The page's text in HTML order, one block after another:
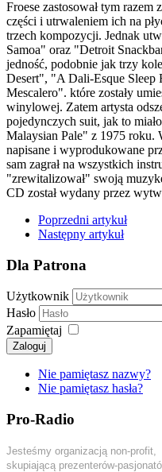
Froese zastosował tym
części i utrwaleniem ich na
trzech kompozycji. Jednak
Samoa" oraz "Detroit
jedność, podobnie jak trzy
Desert", "A Dali-Esque Sleep
Mescalero". które zostały
winylowej. Zatem artysta
pojedynczych suit, jak to
Malaysian Pale" z 1975 roku.
napisane i wyprodukowane
sam zagrał na wszystkich
"zrewitalizował" swoją
CD został wydany przez
Poprzedni artykuł
Następny artykuł
Dla Patrona
Użytkownik
Hasło
Zapamiętaj
Zaloguj
Nie pamiętasz nazwy?
Nie pamiętasz hasła?
Pro-Radio
Jesteśmy organizacją non-profit,
skupiającą prezenterów-